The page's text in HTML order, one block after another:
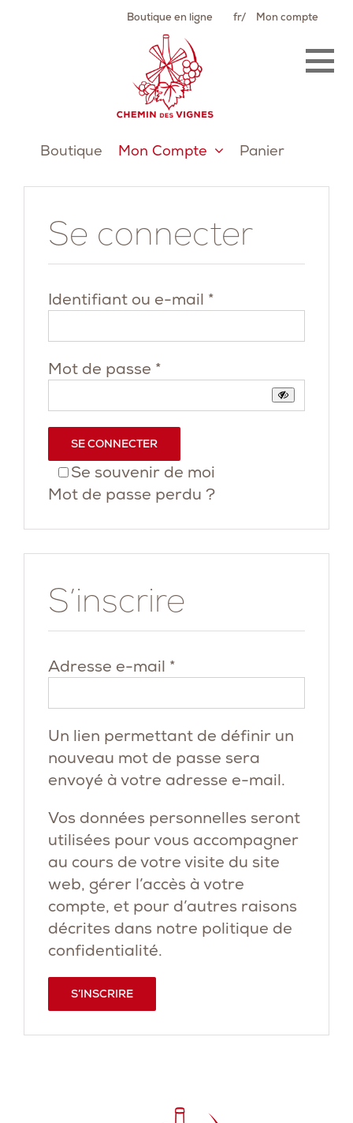
Boutique en ligne fr Mon compte
Boutique Mon Compte Panier
Se connecter
Identifiant ou e-mail *
Mot de passe *
Se souvenir de moi
SE CONNECTER
Mot de passe perdu ?
S’inscrire
Adresse e-mail *
Un lien permettant de définir un
nouveau mot de passe sera
envoyé à votre adresse e-mail.
Vos données personnelles seront
utilisées pour vous accompagner
au cours de votre visite du site
web, gérer l’accès à votre
compte, et pour d’autres raisons
décrites dans notre politique de
confidentialité.
S’INSCRIRE